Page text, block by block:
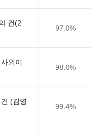
건(2
97.0%
외이
98.0%
(김영
99.4%